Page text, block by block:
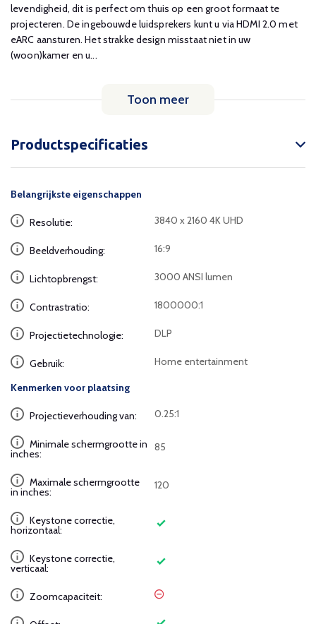
levendigheid, dit is perfect om thuis op een groot formaat te
projecteren. De ingebouwde luidsprekers kunt u via HDMI 2.0 met
eARC aansturen. Het strakke design misstaat niet in uw
(woon)kamer en u...
Toon meer
Productspecificaties
Belangrijkste eigenschappen
Resolutie: 3840 x 2160 4K UHD
Beeldverhouding: 16:9
Lichtopbrengst: 3000 ANSI lumen
Contrastratio: 1800000:1
Projectietechnologie: DLP
Gebruik: Home entertainment
Kenmerken voor plaatsing
Projectieverhouding van: 0.25:1
Minimale schermgrootte in
inches:
85
Maximale schermgrootte
in inches:
120
Keystone correctie,
horizontaal:
Keystone correctie,
verticaal:
Zoomcapaciteit: